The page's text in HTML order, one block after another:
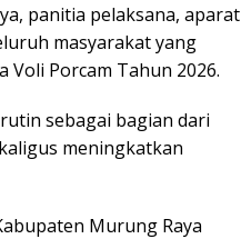
panitia pelaksana, aparat
masyarakat yang
Porcam Tahun 2026.
sebagai bagian dari
meningkatkan
Murung Raya